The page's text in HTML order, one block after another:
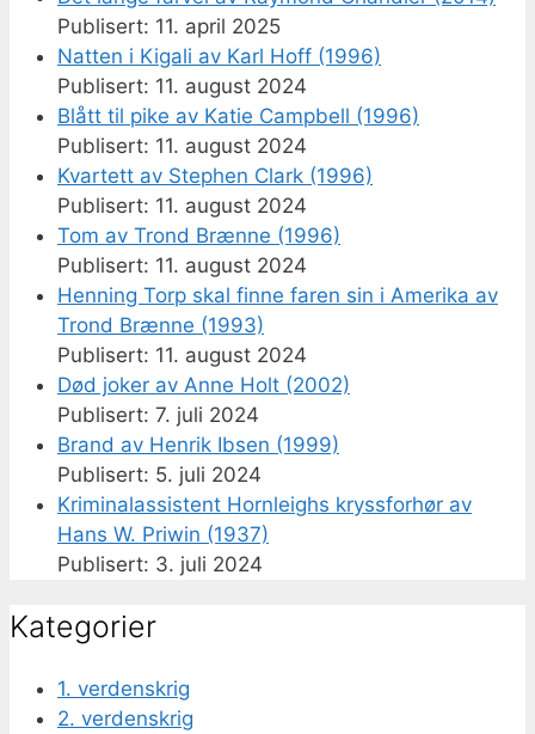
11. april 2025
Natten i Kigali av Karl Hoff (1996)
11. august 2024
Blått til pike av Katie Campbell (1996)
11. august 2024
Kvartett av Stephen Clark (1996)
11. august 2024
Tom av Trond Brænne (1996)
11. august 2024
Henning Torp skal finne faren sin i Amerika av
Trond Brænne (1993)
11. august 2024
Død joker av Anne Holt (2002)
7. juli 2024
Brand av Henrik Ibsen (1999)
5. juli 2024
Kriminalassistent Hornleighs kryssforhør av
Hans W. Priwin (1937)
3. juli 2024
Kategorier
1. verdenskrig
2. verdenskrig